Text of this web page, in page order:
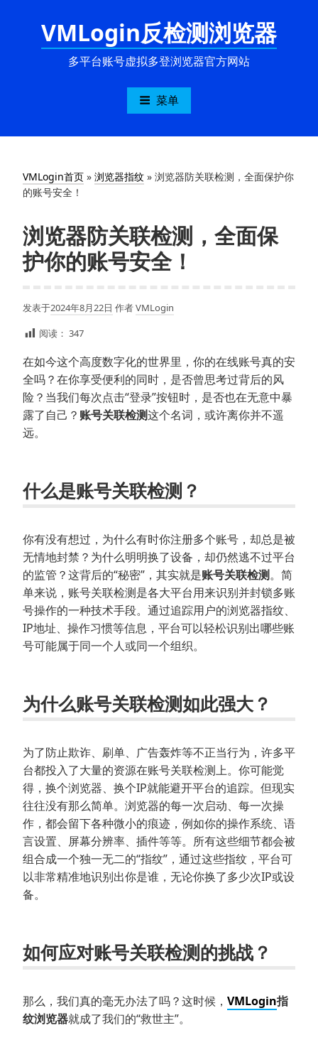
VMLogin反检测浏览器
多平台账号虚拟多登浏览器官方网站
菜单
VMLogin首页 » 浏览器指纹 » 浏览器防关联检测，全面保护你
的账号安全！
浏览器防关联检测，全面保
护你的账号安全！
发表于2024年8月22日 作者VMLogin
阅读： 347
在如今这个高度数字化的世界里，你的在线账号真的安
全吗？在你享受便利的同时，是否曾思考过背后的风
险？当我们每次点击“登录”按钮时，是否也在无意中暴
露了自己？ 账号关联检测这个名词，或许离你并不遥
远。
什么是账号关联检测？
你有没有想过，为什么有时你注册多个账号，却总是被
无情地封禁？为什么明明换了设备，却仍然逃不过平台
的监管？这背后的“秘密”，其实就是账号关联检测。简
单来说，账号关联检测是各大平台用来识别并封锁多账
号操作的一种技术手段。通过追踪用户的浏览器指纹、
IP地址、操作习惯等信息，平台可以轻松识别出哪些账
号可能属于同一个人或同一个组织。
为什么账号关联检测如此强大？
为了防止欺诈、刷单、广告轰炸等不正当行为，许多平
台都投入了大量的资源在账号关联检测上。你可能觉
得，换个浏览器、换个IP就能避开平台的追踪。但现实
往往没有那么简单。浏览器的每一次启动、每一次操
作，都会留下各种微小的痕迹，例如你的操作系统、语
言设置、屏幕分辨率、插件等等。所有这些细节都会被
组合成一个独一无二的“指纹”，通过这些指纹，平台可
以非常精准地识别出你是谁，无论你换了多少次IP或设
备。
如何应对账号关联检测的挑战？
那么，我们真的毫无办法了吗？这时候， VMLogin指
纹浏览器就成了我们的“救世主”。